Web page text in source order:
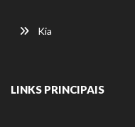
Kia
LINKS PRINCIPAIS